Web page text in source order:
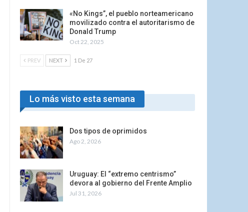
«No Kings”, el pueblo norteamericano
movilizado contra el autoritarismo de
Donald Trump
Oct 22, 2025
PREV NEXT 1 De 27
Lo más visto esta semana
Dos tipos de oprimidos
Ago 2, 2026
Uruguay: El “extremo centrismo”
devora al gobierno del Frente Amplio
Jul 31, 2026